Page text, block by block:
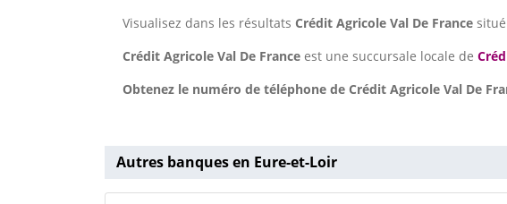
Visualisez dans les résultats Crédit Agricole Val De France
Crédit Agricole Val De France est une succursale locale de
Obtenez le numéro de téléphone de Crédit Agricole Val De
Autres banques en Eure-et-Loir